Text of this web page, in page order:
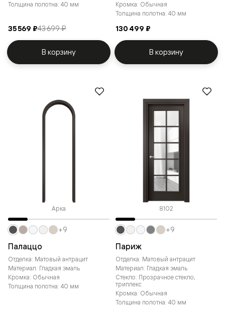
Толщина полотна: 40 мм
35 569 ₽43 699 ₽
В корзину
Кромка: Обычная
Толщина полотна: 40 мм
130 499 ₽
В корзину
Арка
Палаццо
Отделка: Матовый антрацит
Материал: Гладкая эмаль
Кромка: Обычная
Толщина полотна: 40 мм
+9
8102
Париж
Отделка: Матовый антрацит
Материал: Гладкая эмаль
Стекло: Прозрачное стекло,
триплекс
Кромка: Обычная
Толщина полотна: 40 мм
+9